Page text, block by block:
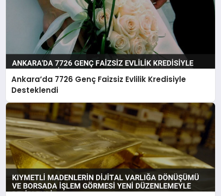
Ankara’da 7726 Genç Faizsiz Evlilik Kredisiyle
Desteklendi